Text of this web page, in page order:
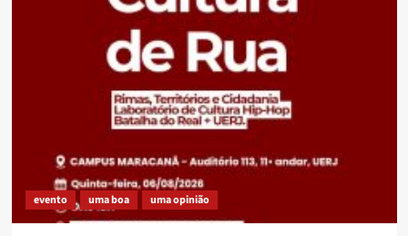
evento uma boa uma opinião